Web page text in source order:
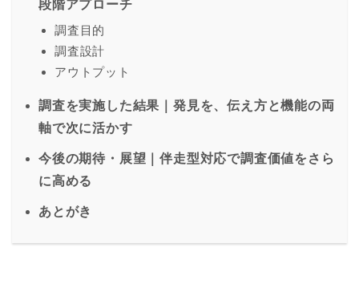
段階アプローチ
調査目的
調査設計
アウトプット
調査を実施した結果｜発見を、伝え方と機能の両
軸で次に活かす
今後の期待・展望｜伴走型対応で調査価値をさら
に高める
あとがき